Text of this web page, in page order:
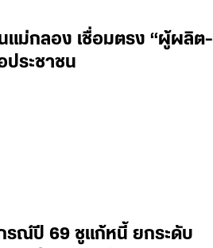
แม่กลอง เชื่อมตรง “ผู้ผลิต-
ระชาชน
กรณ์ปี 69 ชูแก้หนี้ ยกระดับ